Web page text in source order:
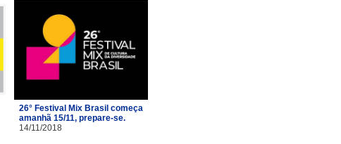
26° Festival Mix Brasil começa
amanhã 15/11, prepare-se.
14/11/2018